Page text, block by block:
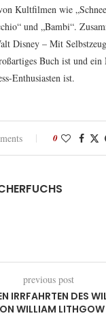
Kultfilmen wie
und „Bambi“.
Disney – Mit
Buch ist und ein
Enthusiasten ist.
0
previous post
IRRFAHRTEN DES
WILLIAM LITHGOW